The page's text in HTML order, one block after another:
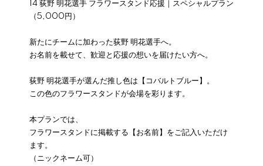
14 荻野 明花選手 フラワースタンド応援｜スペシャルプラン
（5,000円）
新たにチームに加わった荻野 明花選手へ。
お名前を載せて、歓迎と応援の想いを届けたい方へ。
荻野 明花選手が選んだ推し色は【コバルトブルー】。
この色のフラワースタンドが会場を彩ります。
本プランでは、
フラワースタンドに掲載する【お名前】をご記入いただけ
ます。
（ニックネーム可）